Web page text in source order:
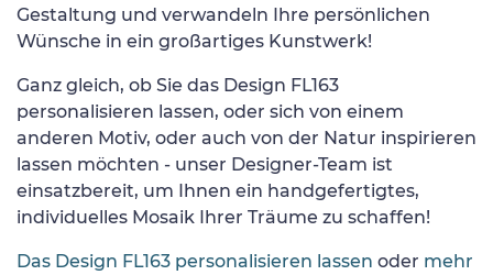
Gestaltung und verwandeln Ihre persönlichen
Wünsche in ein großartiges Kunstwerk!
Ganz gleich, ob Sie das Design FL163
personalisieren lassen, oder sich von einem
anderen Motiv, oder auch von der Natur inspirieren
lassen möchten - unser Designer-Team ist
einsatzbereit, um Ihnen ein handgefertigtes,
individuelles Mosaik Ihrer Träume zu schaffen!
Das Design FL163 personalisieren lassen oder mehr